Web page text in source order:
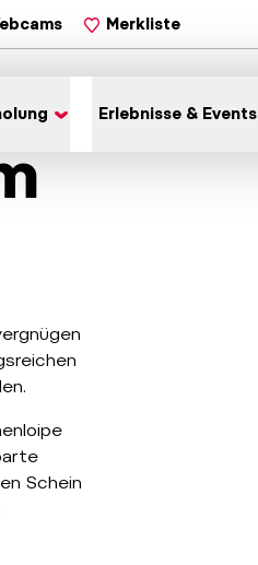
Merkliste
Erlebnisse & Events
Schein